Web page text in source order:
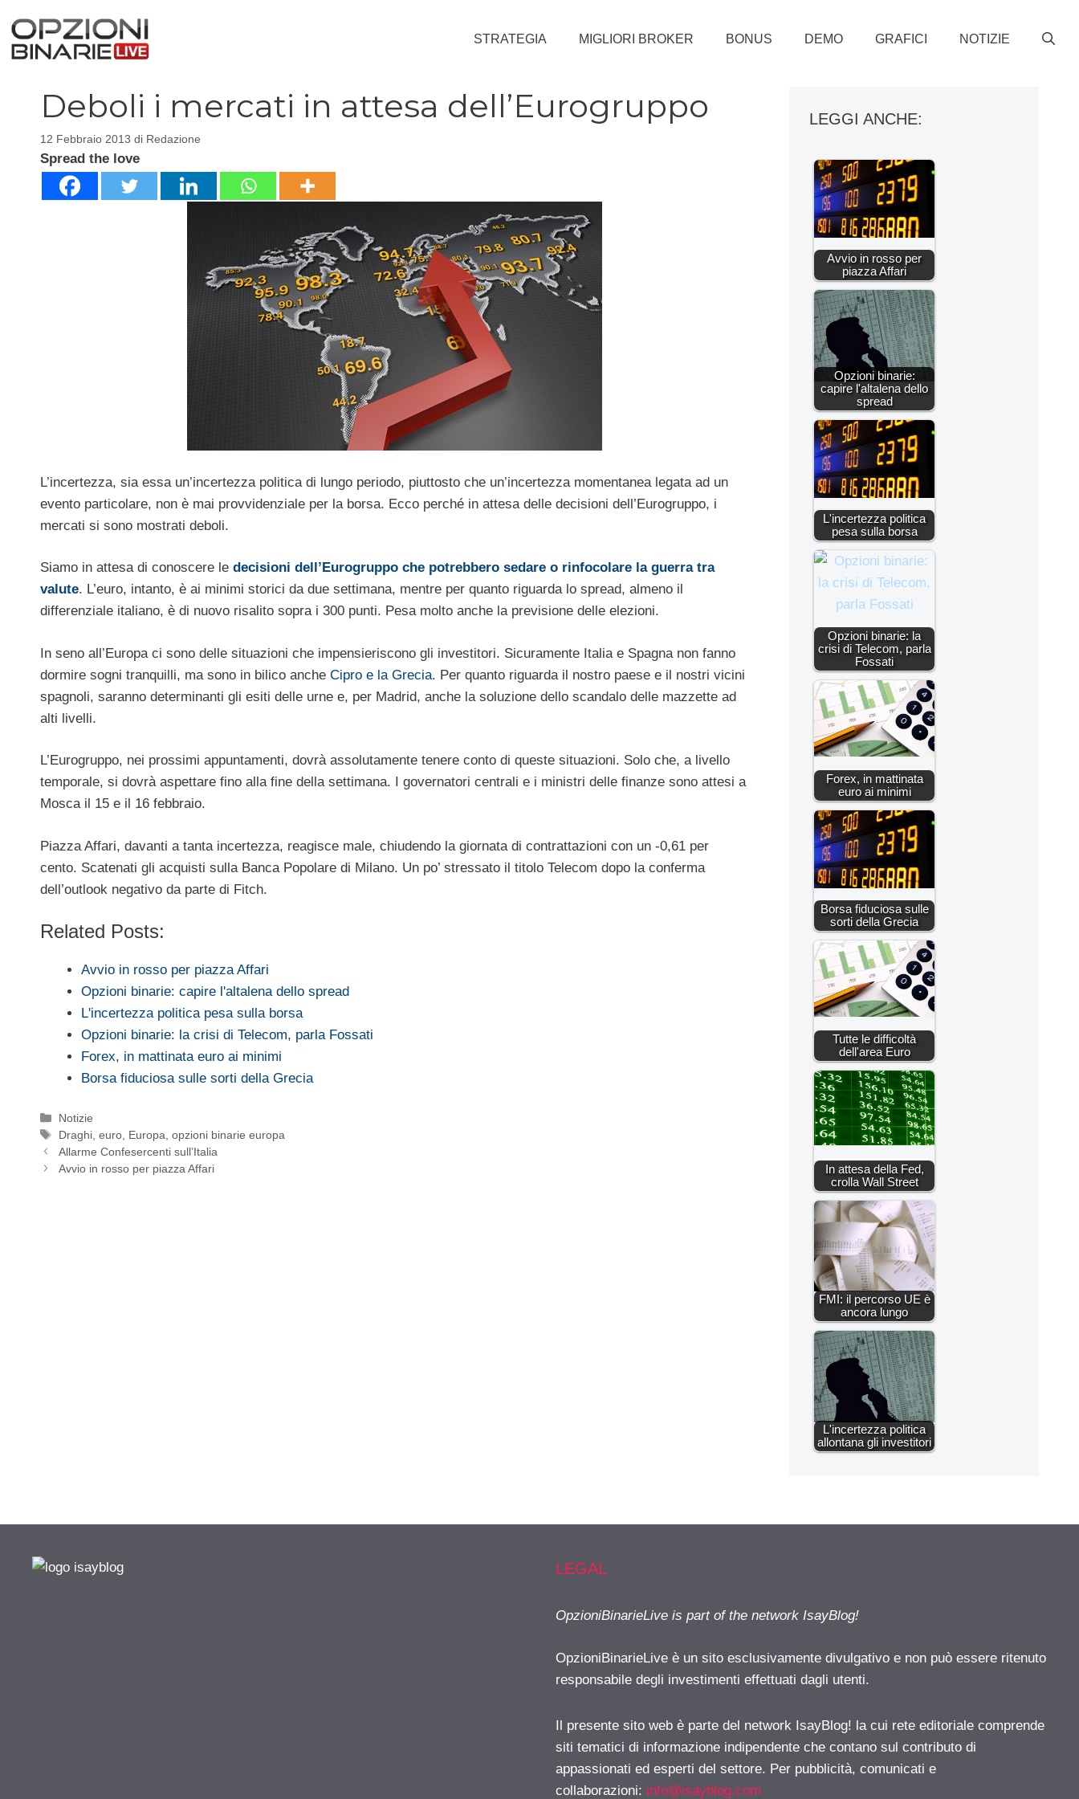
contenuto
STRATEGIA MIGLIORI BROKER BONUS DEMO GRAFICI NOTIZIE
Deboli i mercati in attesa dell’Eurogruppo
12 Febbraio 2013 di Redazione
Spread the love
L’incertezza, sia essa un’incertezza politica di lungo periodo, piuttosto che un’incertezza momentanea legata ad un
evento particolare, non è mai provvidenziale per la borsa. Ecco perché in attesa delle decisioni dell’Eurogruppo, i
mercati si sono mostrati deboli.
Siamo in attesa di conoscere le decisioni dell’Eurogruppo che potrebbero sedare o rinfocolare la guerra tra
valute. L’euro, intanto, è ai minimi storici da due settimana, mentre per quanto riguarda lo spread, almeno il
differenziale italiano, è di nuovo risalito sopra i 300 punti. Pesa molto anche la previsione delle elezioni.
In seno all’Europa ci sono delle situazioni che impensieriscono gli investitori. Sicuramente Italia e Spagna non fanno
dormire sogni tranquilli, ma sono in bilico anche Cipro e la Grecia. Per quanto riguarda il nostro paese e il nostri vicini
spagnoli, saranno determinanti gli esiti delle urne e, per Madrid, anche la soluzione dello scandalo delle mazzette ad
alti livelli.
L’Eurogruppo, nei prossimi appuntamenti, dovrà assolutamente tenere conto di queste situazioni. Solo che, a livello
temporale, si dovrà aspettare fino alla fine della settimana. I governatori centrali e i ministri delle finanze sono attesi a
Mosca il 15 e il 16 febbraio.
Piazza Affari, davanti a tanta incertezza, reagisce male, chiudendo la giornata di contrattazioni con un -0,61 per
cento. Scatenati gli acquisti sulla Banca Popolare di Milano. Un po’ stressato il titolo Telecom dopo la conferma
dell’outlook negativo da parte di Fitch.
Related Posts:
Avvio in rosso per piazza Affari
Opzioni binarie: capire l'altalena dello spread
L'incertezza politica pesa sulla borsa
Opzioni binarie: la crisi di Telecom, parla Fossati
Forex, in mattinata euro ai minimi
Borsa fiduciosa sulle sorti della Grecia
Categorie
Notizie
Tag
Draghi ,euro Europa ,opzioni binarie europa
Allarme Confesercenti sull’Italia
Avvio in rosso per piazza Affari
LEGGI ANCHE:
Avvio in rosso per
piazza Affari
Opzioni binarie:
capire l'altalena dello
spread
L'incertezza politica
pesa sulla borsa
Opzioni binarie: la
crisi di Telecom, parla
Fossati
Forex, in mattinata
euro ai minimi
Borsa fiduciosa sulle
sorti della Grecia
Tutte le difficoltà
dell'area Euro
In attesa della Fed,
crolla Wall Street
FMI: il percorso UE è
ancora lungo
L'incertezza politica
allontana gli investitori
LEGAL
OpzioniBinarieLive is part of the network IsayBlog!
OpzioniBinarieLive è un sito esclusivamente divulgativo e non può essere ritenuto
responsabile degli investimenti effettuati dagli utenti.
Il presente sito web è parte del network IsayBlog! la cui rete editoriale comprende
siti tematici di informazione indipendente che contano sul contributo di
appassionati ed esperti del settore. Per pubblicità, comunicati e
collaborazioni: info@isayblog.com